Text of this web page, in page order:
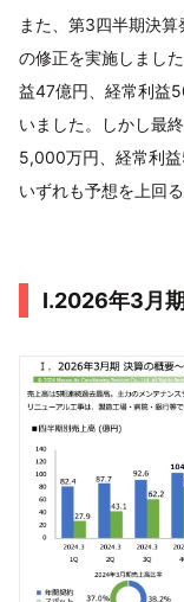
また、第3四半期決
の修正を実施しまし
益47億円、経常利益
いました。しかし最
5,000万円、経常利
いずれも予想を上回
I.2026年3月